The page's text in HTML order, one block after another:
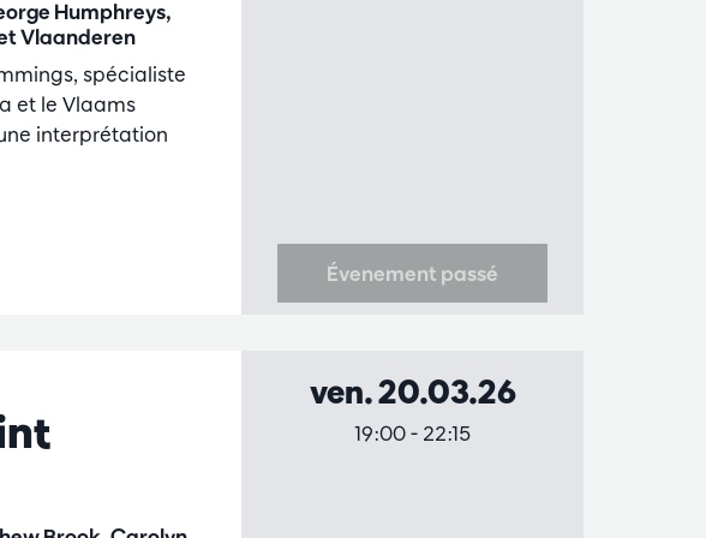
Humphreys,
Vlaanderen
spécialiste
et le Vlaams
interprétation
Évenement passé
ven. 20.03.26
19:00- 22:15